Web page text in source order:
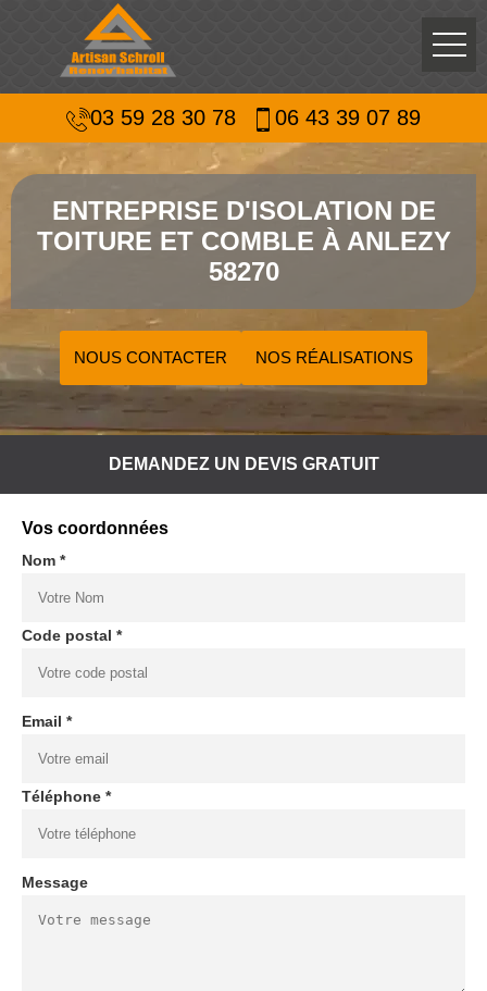
03 59 28 30 78 06 43 39 07 89
ENTREPRISE D'ISOLATION DE
TOITURE ET COMBLE À ANLEZY
58270
NOUS CONTACTER NOS RÉALISATIONS
DEMANDEZ UN DEVIS GRATUIT
Vos coordonnées
Nom *
Code postal *
Email *
Téléphone *
Message